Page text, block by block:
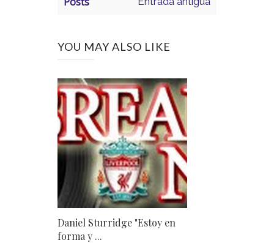
YOU MAY ALSO LIKE
Daniel Sturridge "Estoy en
forma y ...